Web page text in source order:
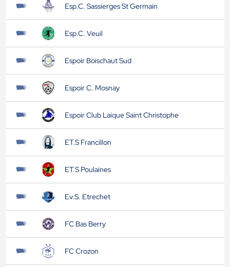
Esp.C. Sassierges St Germain
Esp.C. Veuil
Espoir Boischaut Sud
Espoir C. Mosnay
Espoir Club Laique Saint Christophe
ET.S Francillon
ET.S Poulaines
Ev.S. Etrechet
FC Bas Berry
FC Crozon